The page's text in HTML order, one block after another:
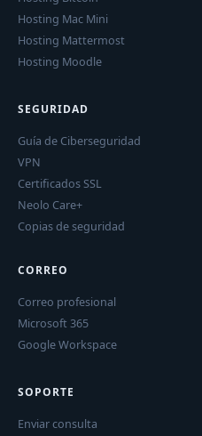
Hosting Mac Mini
Hosting Mattermost
Hosting Moodle
SEGURIDAD
Guía de Ciberseguridad
VPN
Certificados SSL
Neolo Care+
Copias de seguridad
CORREO
Correo profesional
Microsoft 365
Google Workspace
SOPORTE
Enviar consulta